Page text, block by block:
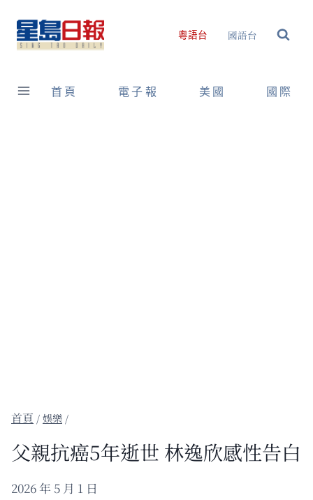
content
粵語台 國語台
首頁 電子報 美國 國際
/娛樂 /
父親抗癌5年逝世 林逸欣感性告白
2026 年 5 月 1 日